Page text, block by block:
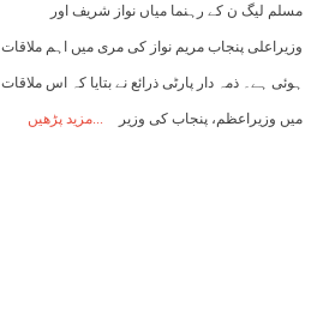
مسلم لیگ ن کے رہنما میاں نواز شریف اور
وزیراعلی پنجاب مریم نواز کی مری میں اہم ملاقات
ہوئی ہے۔ ذمہ دار پارٹی ذرائع نے بتایا کہ اس ملاقات
میں وزیراعظم، پنجاب کی وزیر مزید پڑھیں